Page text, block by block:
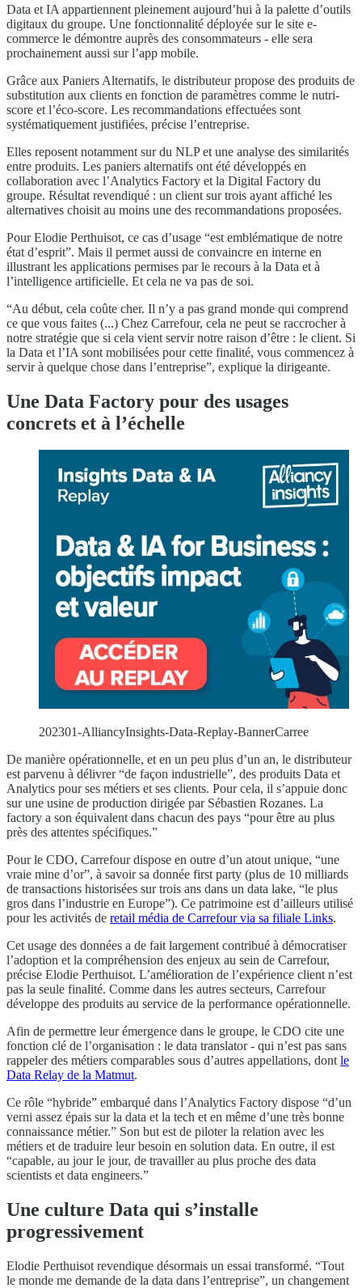
Data et IA appartiennent pleinement aujourd’hui à la palette d’outils
digitaux du groupe. Une fonctionnalité déployée sur le site e-
commerce le démontre auprès des consommateurs - elle sera
prochainement aussi sur l’app mobile.
Grâce aux Paniers Alternatifs, le distributeur propose des produits de
substitution aux clients en fonction de paramètres comme le nutri-
score et l’éco-score. Les recommandations effectuées sont
systématiquement justifiées, précise l’entreprise.
Elles reposent notamment sur du NLP et une analyse des similarités
entre produits. Les paniers alternatifs ont été développés en
collaboration avec l’Analytics Factory et la Digital Factory du
groupe. Résultat revendiqué : un client sur trois ayant affiché les
alternatives choisit au moins une des recommandations proposées.
Pour Elodie Perthuisot, ce cas d’usage “est emblématique de notre
état d’esprit”. Mais il permet aussi de convaincre en interne en
illustrant les applications permises par le recours à la Data et à
l’intelligence artificielle. Et cela ne va pas de soi.
“Au début, cela coûte cher. Il n’y a pas grand monde qui comprend
ce que vous faites (...) Chez Carrefour, cela ne peut se raccrocher à
notre stratégie que si cela vient servir notre raison d’être : le client. Si
la Data et l’IA sont mobilisées pour cette finalité, vous commencez à
servir à quelque chose dans l’entreprise”, explique la dirigeante.
Une Data Factory pour des usages
concrets et à l’échelle
202301-AlliancyInsights-Data-Replay-BannerCarree
De manière opérationnelle, et en un peu plus d’un an, le distributeur
est parvenu à délivrer “de façon industrielle”, des produits Data et
Analytics pour ses métiers et ses clients. Pour cela, il s’appuie donc
sur une usine de production dirigée par Sébastien Rozanes. La
factory a son équivalent dans chacun des pays “pour être au plus
près des attentes spécifiques.”
Pour le CDO, Carrefour dispose en outre d’un atout unique, “une
vraie mine d’or”, à savoir sa donnée first party (plus de 10 milliards
de transactions historisées sur trois ans dans un data lake, “le plus
gros dans l’industrie en Europe”). Ce patrimoine est d’ailleurs utilisé
pour les activités de retail média de Carrefour via sa filiale Links.
Cet usage des données a de fait largement contribué à démocratiser
l’adoption et la compréhension des enjeux au sein de Carrefour,
précise Elodie Perthuisot. L’amélioration de l’expérience client n’est
pas la seule finalité. Comme dans les autres secteurs, Carrefour
développe des produits au service de la performance opérationnelle.
Afin de permettre leur émergence dans le groupe, le CDO cite une
fonction clé de l’organisation : le data translator - qui n’est pas sans
rappeler des métiers comparables sous d’autres appellations, dontle
Data Relay de la Matmut.
Ce rôle “hybride” embarqué dans l’Analytics Factory dispose “d’un
verni assez épais sur la data et la tech et en même d’une très bonne
connaissance métier.” Son but est de piloter la relation avec les
métiers et de traduire leur besoin en solution data. En outre, il est
“capable, au jour le jour, de travailler au plus proche des data
scientists et data engineers.”
Une culture Data qui s’installe
progressivement
Elodie Perthuisot revendique désormais un essai transformé. “Tout
le monde me demande de la data dans l’entreprise”, un changement